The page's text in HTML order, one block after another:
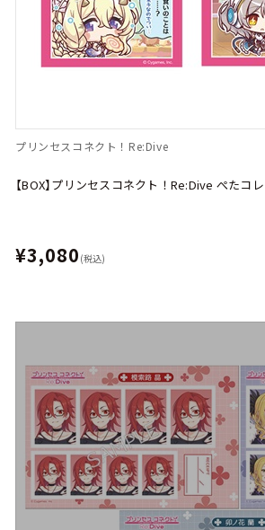
プリンセスコネクト！Re:Dive
【BOX】プリンセスコネクト！Re:Dive ぺたコ
¥3,080 (税込)